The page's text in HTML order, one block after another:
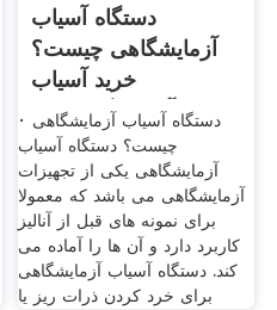
دستگاه آسیاب
آزمایشگاهی چیست؟
خرید آسیاب
آزمایشگاهی پویا
· دستگاه آسیاب آزمایشگاهی
چیست؟ دستگاه آسیاب
آزمایشگاهی یکی از تجهیزات
آزمایشگاهی می باشد که معمولا
برای نمونه های قبل از آنالیز
کاربرد دارد و آن ها را آماده می
کند. دستگاه آسیاب آزمایشگاهی
برای خرد کردن ذرات ریز یا